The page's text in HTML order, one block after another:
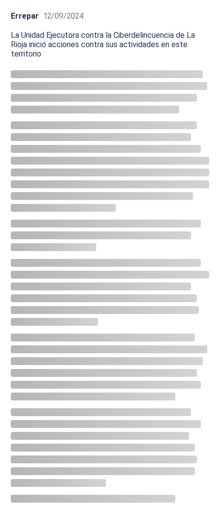
Errepar 12/09/2024
La Unidad Ejecutora contra la Ciberdelincuencia de La
Rioja inició acciones contra sus actividades en este
territorio